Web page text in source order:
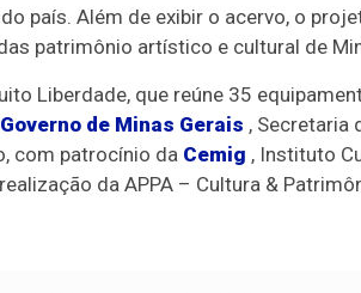
país. Além de exibir o acervo, o
patrimônio artístico e cultural de
Liberdade, que reúne 35
Governo de Minas Gerais , Secretaria
com patrocínio da Cemig , Instituto
da APPA – Cultura &